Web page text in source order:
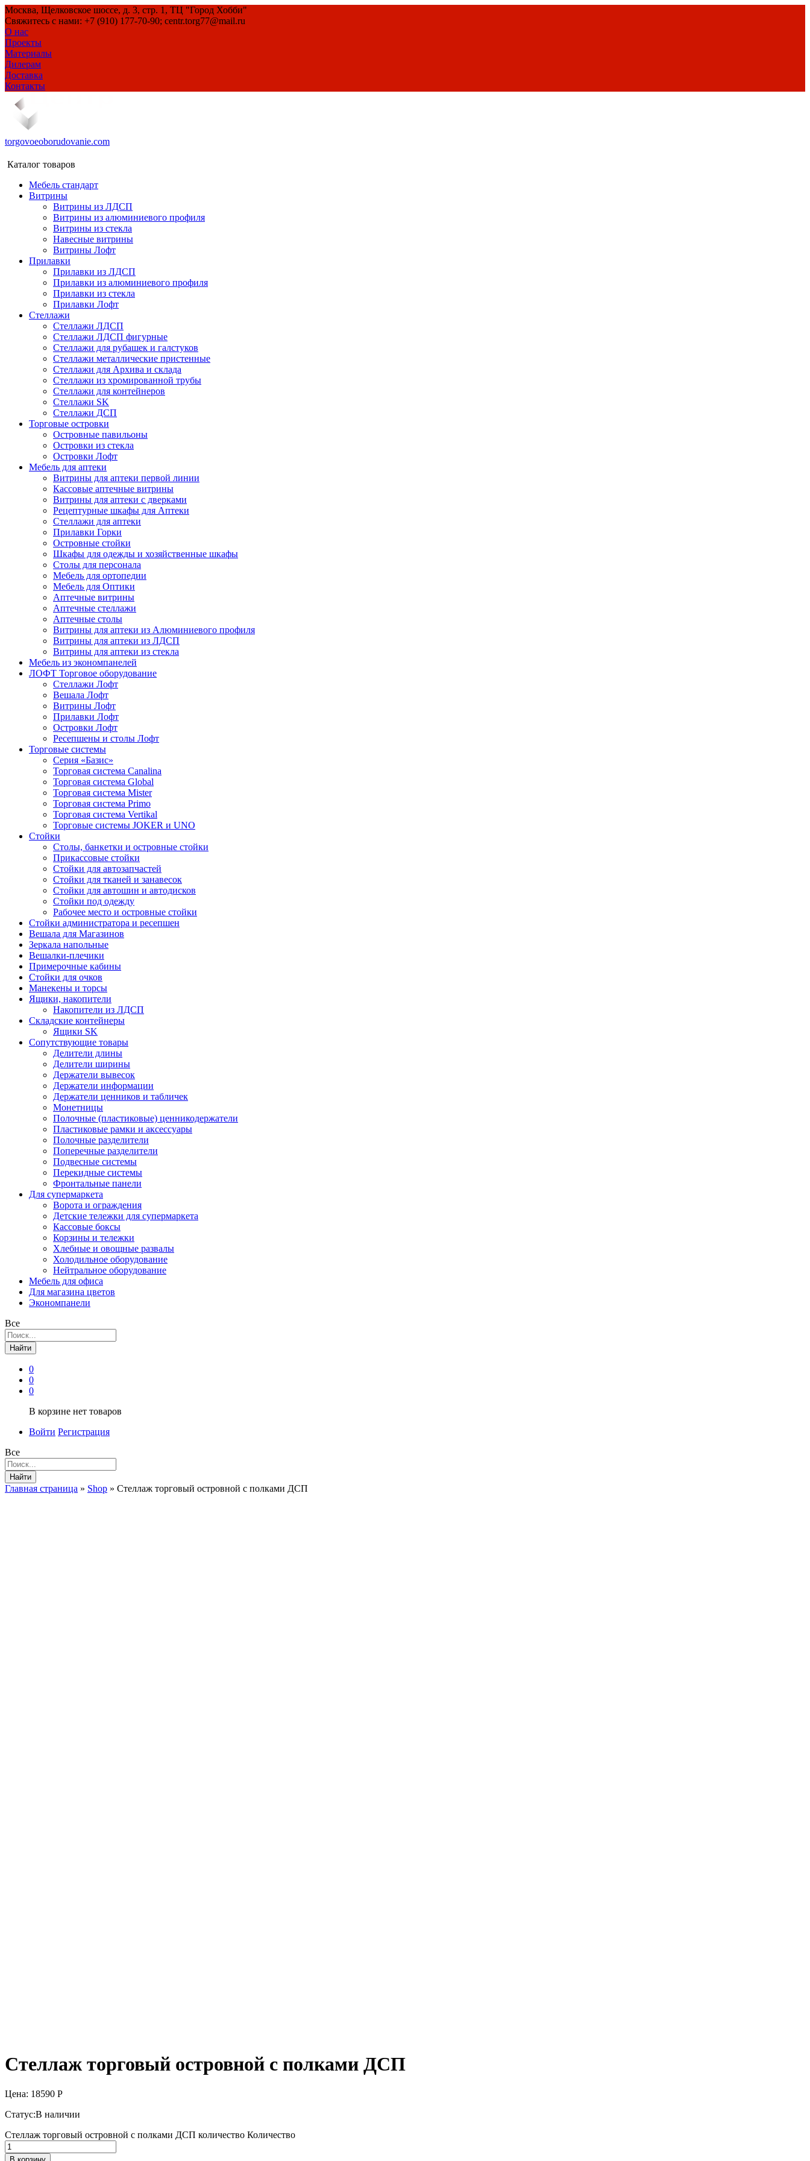
Москва, Щелковское шоссе, д. 3, стр. 1, ТЦ "Город Хобби"
Свяжитесь с нами: +7 (910) 177-70-90; centr.torg77@mail.ru
О нас
Проекты
Материалы
Дилерам
Доставка
Контакты
torgovoeoborudovanie.com
Каталог товаров
Мебель стандарт
Витрины
Витрины из ЛДСП
Витрины из алюминиевого профиля
Витрины из стекла
Навесные витрины
Витрины Лофт
Прилавки
Прилавки из ЛДСП
Прилавки из алюминиевого профиля
Прилавки из стекла
Прилавки Лофт
Стеллажи
Стеллажи ЛДСП
Стеллажи ЛДСП фигурные
Стеллажи для рубашек и галстуков
Стеллажи металлические пристенные
Стеллажи для Архива и склада
Стеллажи из хромированной трубы
Стеллажи для контейнеров
Стеллажи SK
Стеллажи ДСП
Торговые островки
Островные павильоны
Островки из стекла
Островки Лофт
Мебель для аптеки
Витрины для аптеки первой линии
Кассовые аптечные витрины
Витрины для аптеки с дверками
Рецептурные шкафы для Аптеки
Стеллажи для аптеки
Прилавки Горки
Островные стойки
Шкафы для одежды и хозяйственные шкафы
Столы для персонала
Мебель для ортопедии
Мебель для Оптики
Аптечные витрины
Аптечные стеллажи
Аптечные столы
Витрины для аптеки из Алюминиевого профиля
Витрины для аптеки из ЛДСП
Витрины для аптеки из стекла
Мебель из экономпанелей
ЛОФТ Торговое оборудование
Стеллажи Лофт
Вешала Лофт
Витрины Лофт
Прилавки Лофт
Островки Лофт
Ресепшены и столы Лофт
Торговые системы
Серия «Базис»
Торговая система Canalina
Торговая система Global
Торговая система Mister
Торговая система Primo
Торговая система Vertikal
Торговые системы JOKER и UNO
Стойки
Столы, банкетки и островные стойки
Прикассовые стойки
Стойки для автозапчастей
Стойки для тканей и занавесок
Стойки для автошин и автодисков
Стойки под одежду
Рабочее место и островные стойки
Стойки администратора и ресепшен
Вешала для Магазинов
Зеркала напольные
Вешалки-плечики
Примерочные кабины
Стойки для очков
Манекены и торсы
Ящики, накопители
Накопители из ЛДСП
Складские контейнеры
Ящики SK
Сопутствующие товары
Делители длины
Делители ширины
Держатели вывесок
Держатели информации
Держатели ценников и табличек
Монетницы
Полочные (пластиковые) ценникодержатели
Пластиковые рамки и аксессуары
Полочные разделители
Поперечные разделители
Подвесные системы
Перекидные системы
Фронтальные панели
Для супермаркета
Ворота и ограждения
Детские тележки для супермаркета
Кассовые боксы
Корзины и тележки
Хлебные и овощные развалы
Холодильное оборудование
Нейтральное оборудование
Мебель для офиса
Для магазина цветов
Экономпанели
Все
Найти
0
0
0
В корзине нет товаров
Войти Регистрация
Все
Найти
Главная страница » Shop » Стеллаж торговый островной с полками ДСП
Стеллаж торговый островной с полками ДСП
Цена: 18590 Р
Статус:В наличии
Стеллаж торговый островной с полками ДСП количество Количество